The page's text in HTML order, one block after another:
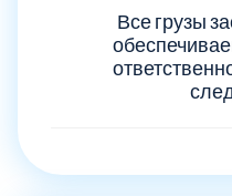
Все грузы